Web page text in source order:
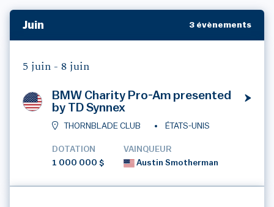
Juin 3 évènements
5 juin - 8 juin
BMW Charity Pro-Am presented
by TD Synnex
THORNBLADE CLUB ÉTATS-UNIS
DOTATION
1 000 000 $
VAINQUEUR
Austin Smotherman